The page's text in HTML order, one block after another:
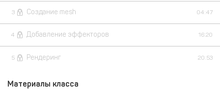
3 Создание mesh 04:47
4 Добавление эффекторов 16:20
5 Рендеринг 20:53
Материалы класса